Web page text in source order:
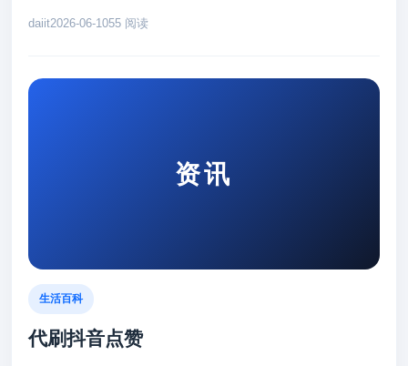
daiit2026-06-1055 阅读
资讯
生活百科
代刷抖音点赞